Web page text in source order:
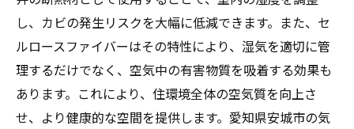
し、カビの発生リスクを大幅に低減できます。また、セ
ルロースファイバーはその特性により、湿気を適切に管
理するだけでなく、空気中の有害物質を吸着する効果も
あります。これにより、住環境全体の空気質を向上さ
せ、より健康的な空間を提供します。愛知県安城市の気